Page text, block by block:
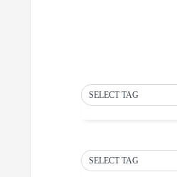
SELECT TAG
SELECT TAG